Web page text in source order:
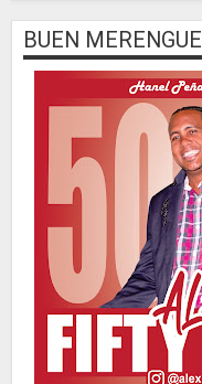
BUEN MERENGUE